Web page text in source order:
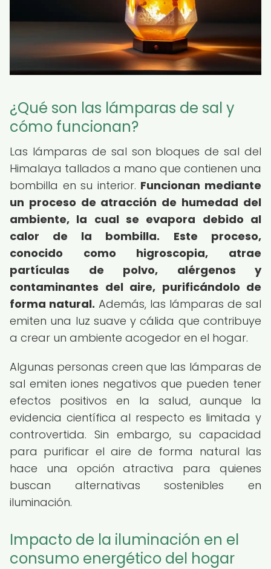
¿Qué son las lámparas de sal y
cómo funcionan?
Las lámparas de sal son bloques de sal del
Himalaya tallados a mano que contienen una
bombilla en su interior. Funcionan mediante
un proceso de atracción de humedad del
ambiente, la cual se evapora debido al
calor de la bombilla.
Este proceso,
conocido como higroscopia, atrae
partículas de polvo, alérgenos y
contaminantes del aire, purificándolo de
forma natural. Además, las lámparas de sal
emiten una luz suave y cálida que contribuye
a crear un ambiente acogedor en el hogar.
Algunas personas creen que las lámparas de
sal emiten iones negativos que pueden tener
efectos positivos en la salud, aunque la
evidencia científica al respecto es limitada y
controvertida. Sin embargo, su capacidad
para purificar el aire de forma natural las
hace una opción atractiva para quienes
buscan alternativas sostenibles en
iluminación.
Impacto de la iluminación en el
consumo energético del hogar